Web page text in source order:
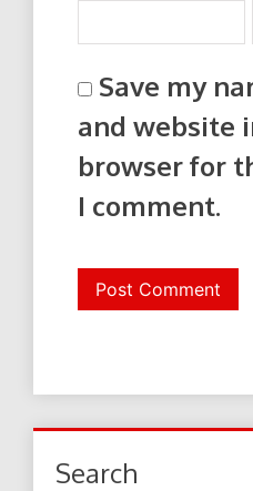
Save my
and website
browser for
I comment.
Search